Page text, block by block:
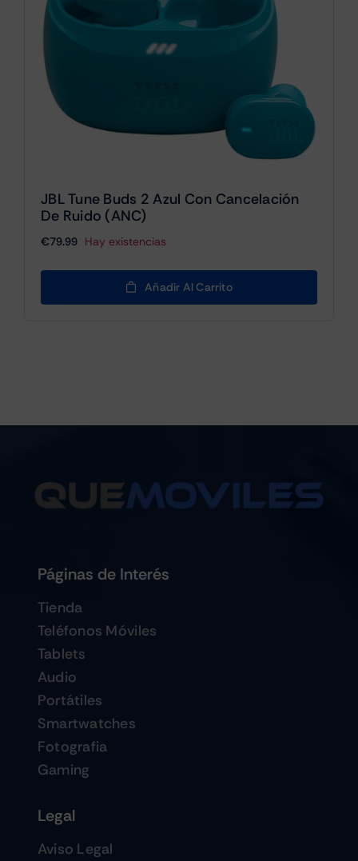
JBL Tune Buds 2 Azul Con Cancelación
De Ruido (ANC)
€79.99 Hay existencias
Añadir Al Carrito
Páginas de Interés
Tienda
Teléfonos Móviles
Tablets
Audio
Portátiles
Smartwatches
Fotografia
Gaming
Legal
Aviso Legal